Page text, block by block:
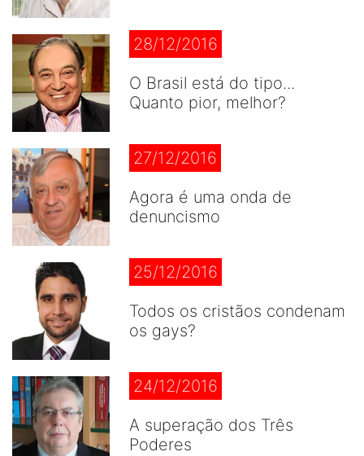
28/12/2016
O Brasil está do tipo...
Quanto pior, melhor?
27/12/2016
Agora é uma onda de
denuncismo
25/12/2016
Todos os cristãos condenam
os gays?
24/12/2016
A superação dos Três
Poderes